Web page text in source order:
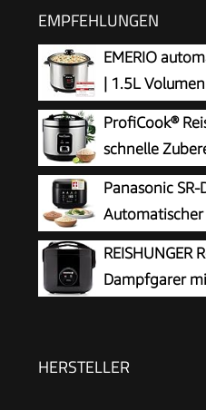
EMPFEHLUNGEN
EMERIO
| 1.5L
Auto Off |
Glasdeckel | inkl
Schongarer | 500 Watt |
110118.5
ProfiCook®
schnelle
|
& Reislöffel | Rice
Reiskocher mit
Panasonic SR-
Dampfgarer,
Logik,
Warmhalten,
REISHUNGER
Dampfgarer
HERSTELLER